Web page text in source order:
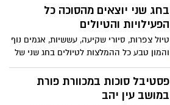
ייחודי,המשתרע על כ-3000 דונם, ובו סכר עם
אגם גדול, (השני בגודלו בישראל, אחרי
הכנרת). אפשר לטפס בעלייה קלה, מימין
לסכר, אל תצפית מרהיבה על האגם ולצפות
בבעלי הכנף הטובלים בו ומעופפים מעליו.
מדובר במקום שלא הרבה מטיילים מכירים
והדרך משם לטיולים מרשימה במיוחד
בחג שני יוצאים מהסוכה כל
הפעילויות והטיולים
טיול צפרות, סיורי שקיעה, עששיות, אגמים נוף
והמון טבע כל ההמלצות לטיולים בחג שני של
סוכות
פסטיבל סוכות במכוורת פורת
במושב עין יהב